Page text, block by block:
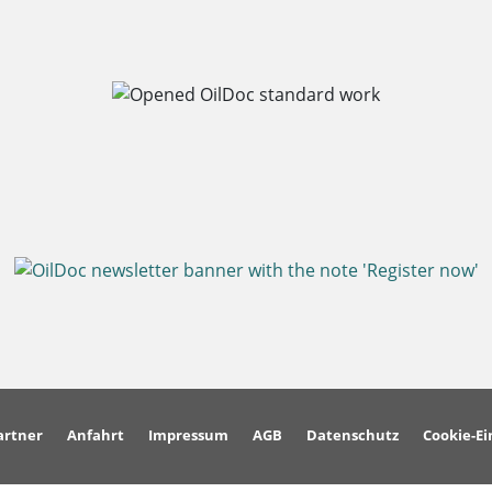
Anfahrt Impressum AGB Datenschutz Cookie-